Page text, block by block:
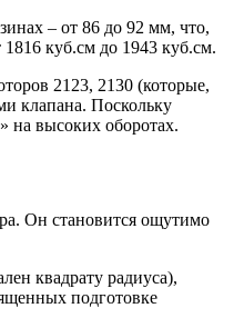
– от 86 до 92 мм, что,
куб.см до 1943 куб.см.
2123, 2130 (которые,
клапана. Поскольку
на высоких оборотах.
Он становится ощутимо
квадрату радиуса),
подготовке